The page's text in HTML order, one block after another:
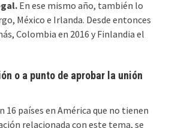
En ese mismo año, también lo
México e Irlanda. Desde entonces
Colombia en 2016 y Finlandia el
o a punto de aprobar la unión
países en América que no tienen
relacionada con este tema, se